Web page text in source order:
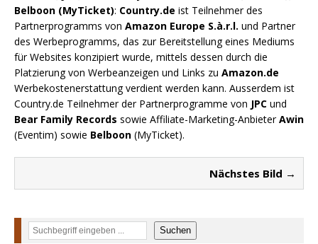
Belboon (MyTicket): Country.de ist Teilnehmer des
Partnerprogramms von Amazon Europe S.à.r.l. und Partner
des Werbeprogramms, das zur Bereitstellung eines Mediums
für Websites konzipiert wurde, mittels dessen durch die
Platzierung von Werbeanzeigen und Links zu Amazon.de
Werbekostenerstattung verdient werden kann. Ausserdem ist
Country.de Teilnehmer der Partnerprogramme von JPC und
Bear Family Records sowie Affiliate-Marketing-AnbieterAwin
(Eventim) sowie Belboon (MyTicket).
Nächstes Bild →
Suchen Suchen